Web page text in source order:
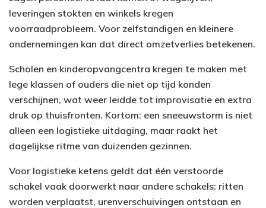
leveringen stokten en winkels kregen
voorraadprobleem. Voor zelfstandigen en kleinere
ondernemingen kan dat direct omzetverlies betekenen.
Scholen en kinderopvangcentra kregen te maken met
lege klassen of ouders die niet op tijd konden
verschijnen, wat weer leidde tot improvisatie en extra
druk op thuisfronten. Kortom: een sneeuwstorm is niet
alleen een logistieke uitdaging, maar raakt het
dagelijkse ritme van duizenden gezinnen.
Voor logistieke ketens geldt dat één verstoorde
schakel vaak doorwerkt naar andere schakels: ritten
worden verplaatst, urenverschuivingen ontstaan en